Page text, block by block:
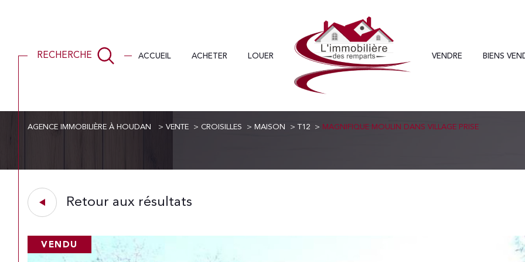
ACCUEIL ACHETER LOUER VENDRE BIENS
RECHERCHE
Voir les0annonces
AGENCE IMMOBILIÈRE À HOUDAN VENTE CROISILLES MAISON T12 MAGNIFIQUE MOULIN DANS VILLAGE PRISE
Retour aux résultats
VENDU